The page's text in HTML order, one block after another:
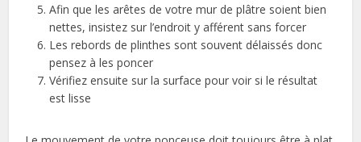
Afin que les arêtes de votre mur de plâtre soient bien
nettes, insistez sur l’endroit y afférent sans forcer
Les rebords de plinthes sont souvent délaissés donc
pensez à les poncer
Vérifiez ensuite sur la surface pour voir si le résultat
est lisse